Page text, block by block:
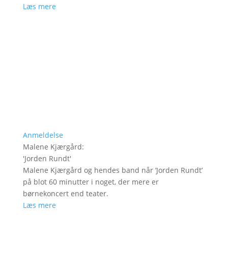
Læs mere
Anmeldelse
Malene Kjærgård:
'Jorden Rundt'
Malene Kjærgård og hendes band når ’Jorden Rundt’
på blot 60 minutter i noget, der mere er
børnekoncert end teater.
Læs mere